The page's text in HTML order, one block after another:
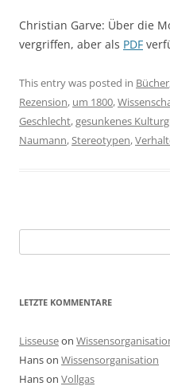
Christian Garve: Über die
vergriffen, aber als PDF
This entry was posted in Bücher
Rezension, um 1800,
Geschlecht,gesunkenes
Naumann,Stereotypen,
for:
LETZTE KOMMENTARE
Lisseuseon
Hanson Wissensorganisation
Hanson Vollgas